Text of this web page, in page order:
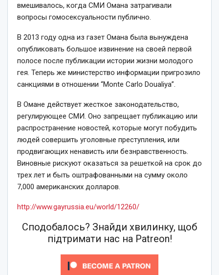
вмешивалось, когда СМИ Омана затрагивали
вопросы гомосексуальности публично.
В 2013 году одна из газет Омана была вынуждена
опубликовать большое извинение на своей первой
полосе после публикации истории жизни молодого
гея. Теперь же министерство информации пригрозило
санкциями в отношении “Monte Carlo Doualiya”.
В Омане действует жесткое законодательство,
регулирующее СМИ. Оно запрещает публикацию или
распространение новостей, которые могут побудить
людей совершить уголовные преступления, или
продвигающих ненависть или безнравственность.
Виновные рискуют оказаться за решеткой на срок до
трех лет и быть оштрафованными на сумму около
7,000 американских долларов.
http://www.gayrussia.eu/world/12260/
Сподобалось? Знайди хвилинку, щоб
підтримати нас на Patreon!